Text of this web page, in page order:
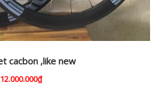
cacbon ,like new
12.000.000₫